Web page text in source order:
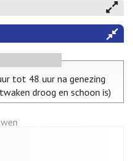
tot 48 uur na genezing
droog en schoon is)